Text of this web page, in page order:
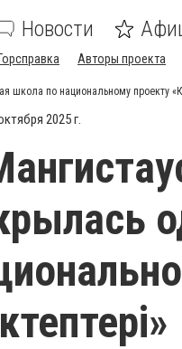
Новости
Горсправка Авторы проекта
школа по национальному проекту
2025 г.